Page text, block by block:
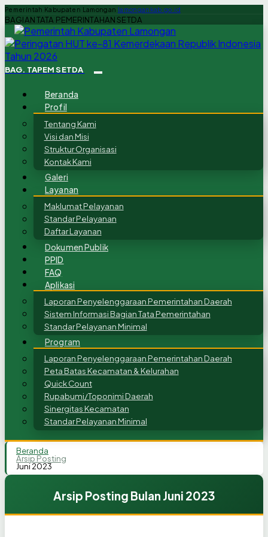
Pemerintah Kabupaten Lamongan lamongankab.go.id
BAGIAN TATA PEMERINTAHAN SETDA
BAG. TAPEM SETDA
Beranda
Profil
Tentang Kami
Visi dan Misi
Struktur Organisasi
Kontak Kami
Galeri
Layanan
Maklumat Pelayanan
Standar Pelayanan
Daftar Layanan
Dokumen Publik
PPID
FAQ
Aplikasi
Laporan Penyelenggaraan Pemerintahan Daerah
Sistem Informasi Bagian Tata Pemerintahan
Standar Pelayanan Minimal
Program
Laporan Penyelenggaraan Pemerintahan Daerah
Peta Batas Kecamatan & Kelurahan
Quick Count
Rupabumi/Toponimi Daerah
Sinergitas Kecamatan
Standar Pelayanan Minimal
Beranda
Arsip Posting
Juni 2023
Arsip Posting Bulan Juni 2023